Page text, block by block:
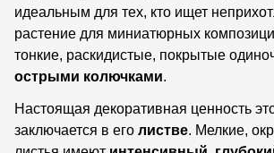
идеальным для тех, кто ищет
растение для миниатюрных
тонкие, раскидистые, покрытые
острыми колючками.
Настоящая декоративная ценность
заключается в его листве. Мелкие,